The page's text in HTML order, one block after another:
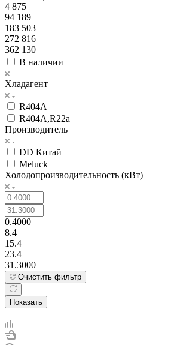
4 875
94 189
183 503
272 816
362 130
В наличии
Хладагент
R404A
R404A,R22a
Производитель
DD Китай
Meluck
Холодопроизводительность (кВт)
0.4000
8.4
15.4
23.4
31.3000
Очистить фильтр
Показать